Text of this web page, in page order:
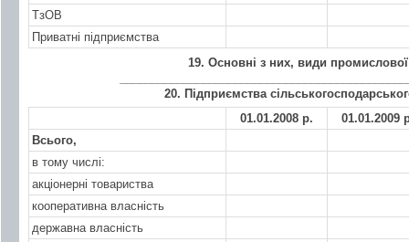
ТзОВ
Приватні підприємства
19. Основні з них, види промислової
20. Підприємства
01.01.2008 р.
01.01.2009
Всього,
в тому числі:
акціонерні товариства
кооперативна власність
державна власність